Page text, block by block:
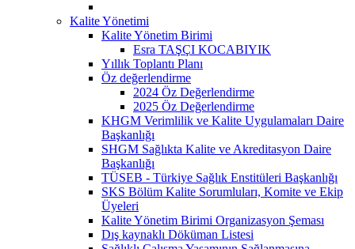
Kalite Yönetimi
Kalite Yönetim Birimi
Esra TAŞÇI KOCABIYIK
Yıllık Toplantı Planı
Öz değerlendirme
2024 Öz Değerlendirme
2025 Öz Değerlendirme
KHGM Verimlilik ve Kalite Uygulamaları Daire
Başkanlığı
SHGM Sağlıkta Kalite ve Akreditasyon Daire
Başkanlığı
TÜSEB - Türkiye Sağlık Enstitüleri Başkanlığı
SKS Bölüm Kalite Sorumluları, Komite ve Ekip
Üyeleri
Kalite Yönetim Birimi Organizasyon Şeması
Dış kaynaklı Döküman Listesi